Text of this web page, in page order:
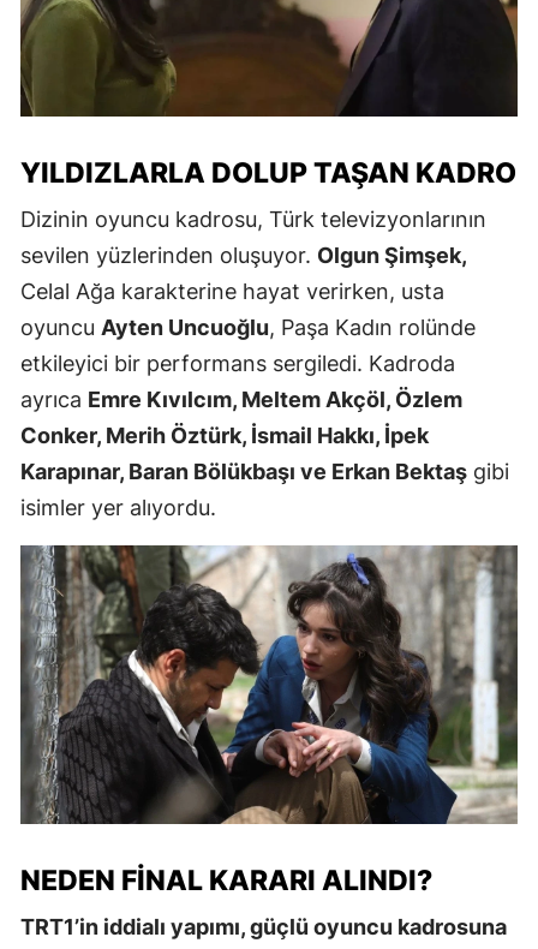
YILDIZLARLA DOLUP TAŞAN KADRO
Dizinin oyuncu kadrosu, Türk televizyonlarının
sevilen yüzlerinden oluşuyor. Olgun Şimşek,
Celal Ağa karakterine hayat verirken, usta
oyuncu Ayten Uncuoğlu, Paşa Kadın rolünde
etkileyici bir performans sergiledi. Kadroda
ayrıca Emre Kıvılcım, Meltem Akçöl, Özlem
Conker, Merih Öztürk, İsmail Hakkı, İpek
Karapınar, Baran Bölükbaşı ve Erkan Bektaş gibi
isimler yer alıyordu.
NEDEN FINAL KARARI ALINDI?
TRT1’in iddialı yapımı, güçlü oyuncu kadrosuna